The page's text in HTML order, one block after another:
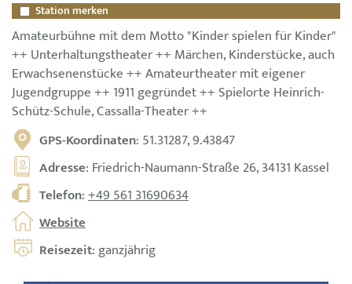
Station merken
Amateurbühne mit dem Motto "Kinder spielen für Kinder"
++ Unterhaltungstheater ++ Märchen, Kinderstücke, auch
Erwachsenenstücke ++ Amateurtheater mit eigener
Jugendgruppe ++ 1911 gegründet ++ Spielorte Heinrich-
Schütz-Schule, Cassalla-Theater ++
GPS-Koordinaten: 51.31287, 9.43847
Adresse: Friedrich-Naumann-Straße 26, 34131 Kassel
Telefon:+49 561 31690634
Website
Reisezeit: ganzjährig